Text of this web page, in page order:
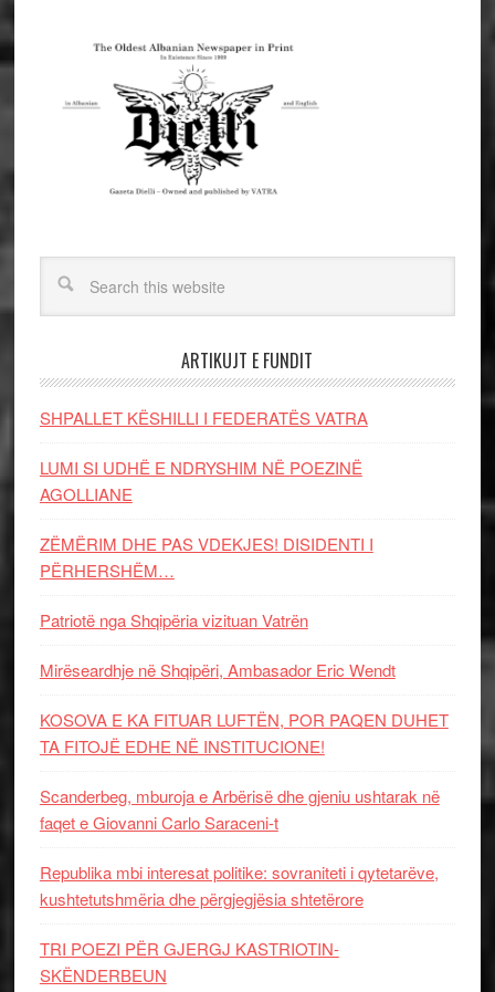
ARTIKUJT E FUNDIT
SHPALLET KËSHILLI I FEDERATËS VATRA
LUMI SI UDHË E NDRYSHIM NË POEZINË
AGOLLIANE
ZËMËRIM DHE PAS VDEKJES! DISIDENTI I
PËRHERSHËM…
Patriotë nga Shqipëria vizituan Vatrën
Mirëseardhje në Shqipëri, Ambasador Eric Wendt
KOSOVA E KA FITUAR LUFTËN, POR PAQEN DUHET
TA FITOJË EDHE NË INSTITUCIONE!
Scanderbeg, mburoja e Arbërisë dhe gjeniu ushtarak në
faqet e Giovanni Carlo Saraceni-t
Republika mbi interesat politike: sovraniteti i qytetarëve,
kushtetutshmëria dhe përgjegjësia shtetërore
TRI POEZI PËR GJERGJ KASTRIOTIN-
SKËNDERBEUN